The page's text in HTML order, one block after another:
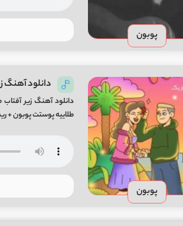
پوبون
پوبون
دانلود آهنگ
دانلود آهنگ زیر
طلاییه پوستت پوبون +